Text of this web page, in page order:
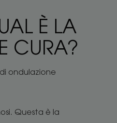
È LA
CURA?
ondulazione
Questa è la